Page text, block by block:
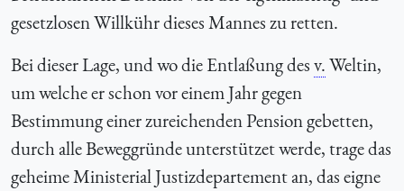
gesetzlosen Willkühr dieses Mannes zu retten.
Bei dieser Lage, und wo die Entlaßung desv.Weltin,
um welche er schon vor einem Jahr gegen
Bestimmung einer zureichenden Pension gebetten,
durch alle Beweggründe unterstützet werde, trage das
geheime Ministerial Justizdepartement an, das eigne